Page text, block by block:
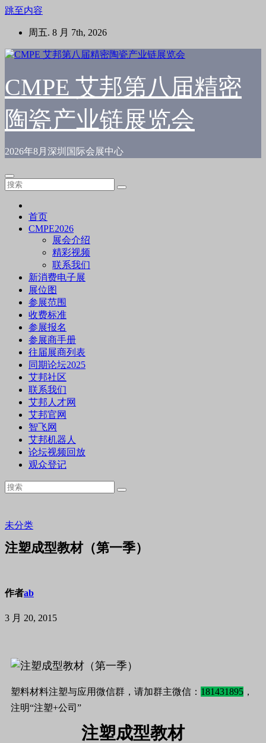
跳至内容
周五. 8 月 7th, 2026
CMPE 艾邦第八届精密
陶瓷产业链展览会
2026年8月深圳国际会展中心
首页
CMPE2026
展会介绍
精彩视频
联系我们
新消费电子展
展位图
参展范围
收费标准
参展报名
参展商手册
往届展商列表
同期论坛2025
艾邦社区
联系我们
艾邦人才网
艾邦官网
智飞网
艾邦机器人
论坛视频回放
观众登记
未分类
注塑成型教材（第一季）
作者ab
3 月 20, 2015
塑料材料注塑与应用微信群，请加群主微信： 181431895 ，
注明“注塑+公司”
注塑成型教材